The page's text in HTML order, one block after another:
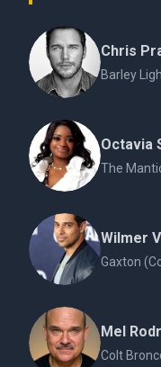
Chris
Barley
Octavia
The
Wilmer
Gaxton
Mel
Colt